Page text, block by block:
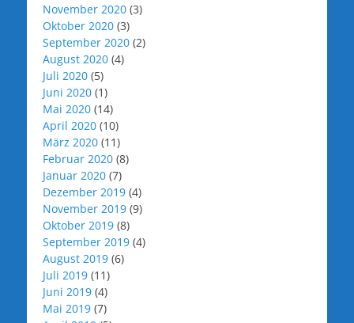
November 2020 (3)
Oktober 2020 (3)
September 2020 (2)
August 2020 (4)
Juli 2020 (5)
Juni 2020 (1)
Mai 2020 (14)
April 2020 (10)
März 2020 (11)
Februar 2020 (8)
Januar 2020 (7)
Dezember 2019 (4)
November 2019 (9)
Oktober 2019 (8)
September 2019 (4)
August 2019 (6)
Juli 2019 (11)
Juni 2019 (4)
Mai 2019 (7)